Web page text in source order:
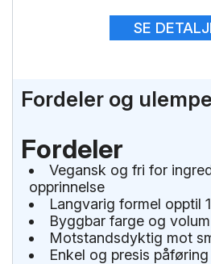
Fordeler og
Fordeler
Vegansk og fri for
opprinnelse
Langvarig formel opptil
Byggbar farge og volum
Motstandsdyktig mot
Enkel og presis påføring
SE